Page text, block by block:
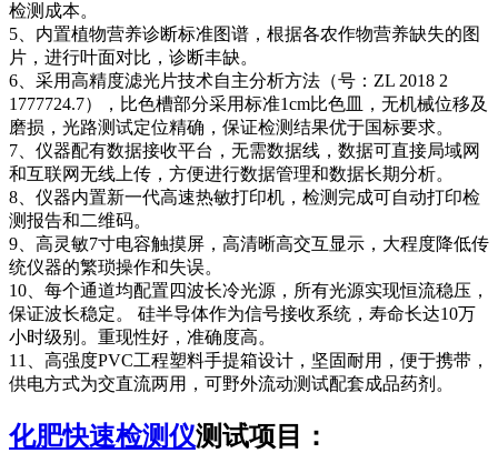
检测成本。
5、内置植物营养诊断标准图谱，根据各农作物营养缺失的图
片，进行叶面对比，诊断丰缺。
6、采用高精度滤光片技术自主分析方法（号：ZL 2018 2
1777724.7），比色槽部分采用标准1cm比色皿，无机械位移及
磨损，光路测试定位精确，保证检测结果优于国标要求。
7、仪器配有数据接收平台，无需数据线，数据可直接局域网
和互联网无线上传，方便进行数据管理和数据长期分析。
8、仪器内置新一代高速热敏打印机，检测完成可自动打印检
测报告和二维码。
9、高灵敏7寸电容触摸屏，高清晰高交互显示，大程度降低传
统仪器的繁琐操作和失误。
10、每个通道均配置四波长冷光源，所有光源实现恒流稳压，
保证波长稳定。 硅半导体作为信号接收系统，寿命长达10万
小时级别。重现性好，准确度高。
11、高强度PVC工程塑料手提箱设计，坚固耐用，便于携带，
供电方式为交直流两用，可野外流动测试配套成品药剂。
化肥快速检测仪测试项目：